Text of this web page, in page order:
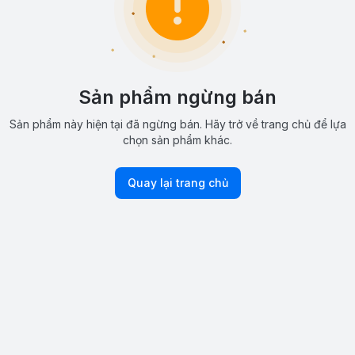
Sản phẩm ngừng bán
Sản phẩm này hiện tại đã ngừng bán. Hãy trở về trang chủ để lựa
chọn sản phẩm khác.
Quay lại trang chủ